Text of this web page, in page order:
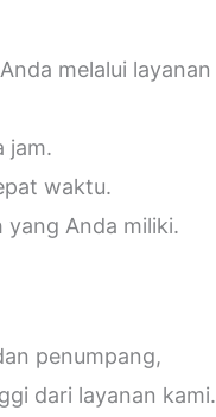
melalui layanan
jam.
waktu.
yang Anda miliki.
penumpang,
dari layanan kami.